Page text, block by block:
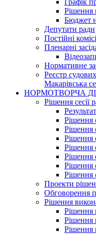
Графік
Рішення
Бюджет
Депутати ради
Постійні
Пленарні
Нормативне
Реєстр
Макарівська
НОРМОТВОРЧА
Рішення сесії
Рішення
Рішення
Рішення
Рішення
Рішення
Рішення
Рішення
Проекти
Обговорення
Рішення
Рішення
Рішення
Рішення